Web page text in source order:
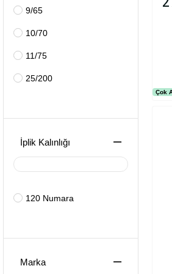
9/65
10/70
11/75
25/200
İplik Kalınlığı
120 Numara
Marka
Çok